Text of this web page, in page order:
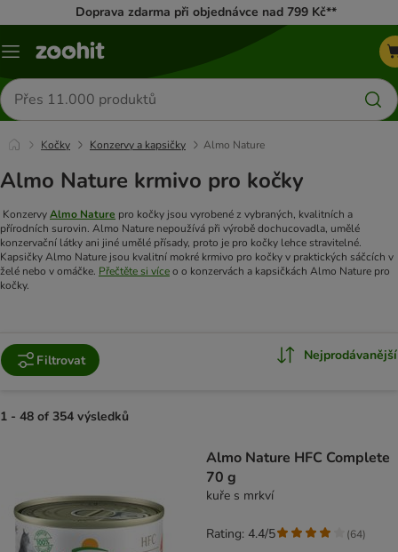
Doprava zdarma při objednávce nad 799 Kč**
Menu
Hledat
produkty
Kočky Konzervy a kapsičky Almo Nature
Almo Nature krmivo pro kočky
KonzervyAlmo Nature pro kočky jsou vyrobené z vybraných, kvalitních a
přírodních surovin. Almo Nature nepoužívá při výrobě dochucovadla, umělé
konzervační látky ani jiné umělé přísady, proto je pro kočky lehce stravitelné.
Kapsičky Almo Nature jsou kvalitní mokré krmivo pro kočky v praktických sáčcích v
želé nebo v omáčke. Přečtěte si víceo o konzervách a kapsičkách Almo Nature pro
kočky.
Filtrovat Nejprodávanější
1 - 48 of 354 výsledků
Almo Nature HFC Complete
70 g
kuře s mrkví
Rating: 4.4/5 (64)